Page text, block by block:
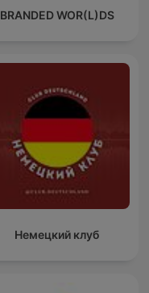
BRANDED WOR(L)DS
Немецкий клуб